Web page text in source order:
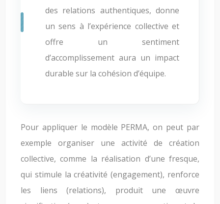
des relations authentiques, donne
un sens à l’expérience collective et
offre un sentiment
d’accomplissement aura un impact
durable sur la cohésion d’équipe.
Pour appliquer le modèle PERMA, on peut par
exemple organiser une activité de création
collective, comme la réalisation d’une fresque,
qui stimule la créativité (engagement), renforce
les liens (relations), produit une œuvre